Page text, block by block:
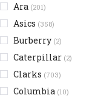
Ara (201)
Asics (358)
Burberry (2)
Caterpillar (2)
Clarks (703)
Columbia (10)